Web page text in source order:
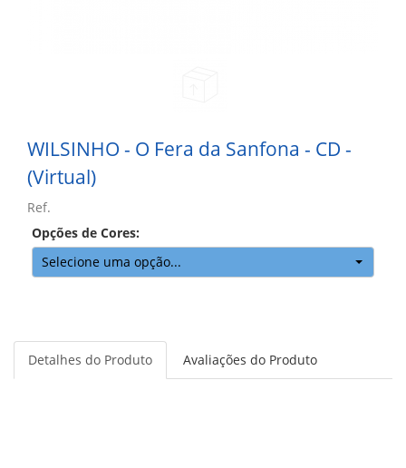
WILSINHO - O Fera da Sanfona - CD -
(Virtual)
Ref.
Opções de Cores:
Selecione uma opção...
Detalhes do Produto Avaliações do Produto